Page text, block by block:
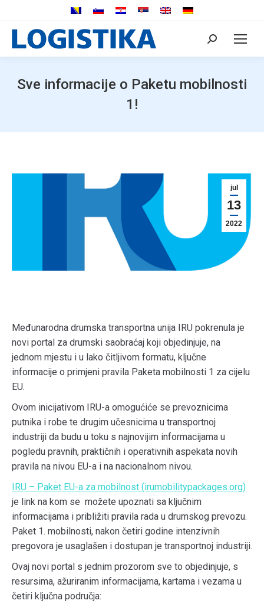
Search:
Sve informacije o Paketu mobilnosti
1!
jul
13
2022
Međunarodna drumska transportna unija IRU pokrenula je
novi portal za drumski saobraćaj koji objedinjuje, na
jednom mjestu i u lako čitljivom formatu, ključne
informacije o primjeni pravila Paketa mobilnosti 1 za cijelu
EU.
Ovom inicijativom IRU-a omogućiće se prevoznicima
putnika i robe te drugim učesnicima u transportnoj
industriji da budu u toku s najnovijim informacijama u
pogledu pravnih, praktičnih i operativnih aspekata novih
pravila na nivou EU-a i na nacionalnom nivou.
IRU – Paket EU-a za mobilnost (irumobilitypackages.org)
je link na kom se možete upoznati sa ključnim
informacijama i približiti pravila rada u drumskog prevozu.
Paket 1. mobilnosti, nakon četiri godine intenzivnih
pregovora je usaglašen i dostupan je transportnoj industriji.
Ovaj novi portal s jednim prozorom sve to objedinjuje, s
resursima, ažuriranim informacijama, kartama i vezama u
četiri ključna područja: